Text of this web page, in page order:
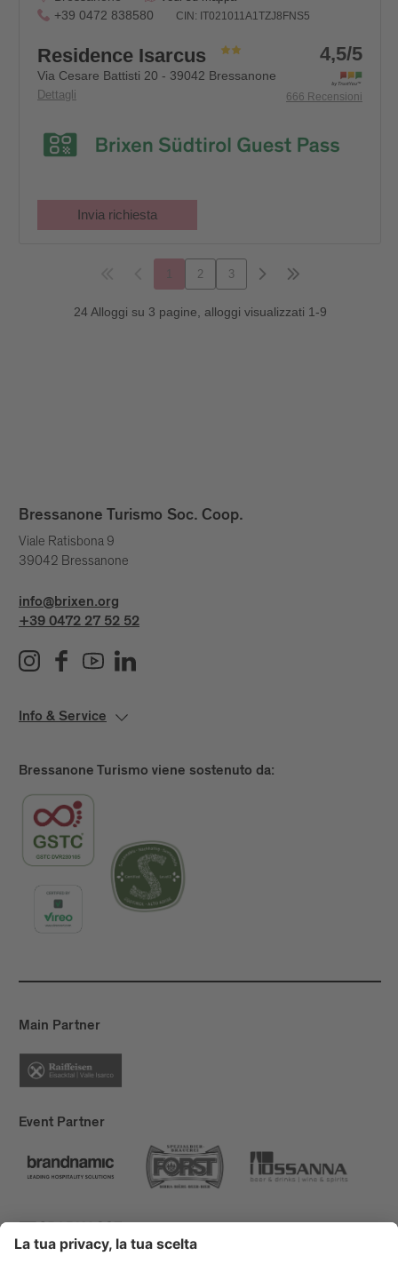
Bressanone Turismo Soc. Coop.
Viale Ratisbona 9
39042 Bressanone
info@brixen.org
+39 0472 27 52 52
Info & Service
Bressanone Turismo viene sostenuto da:
Main Partner
Event Partner